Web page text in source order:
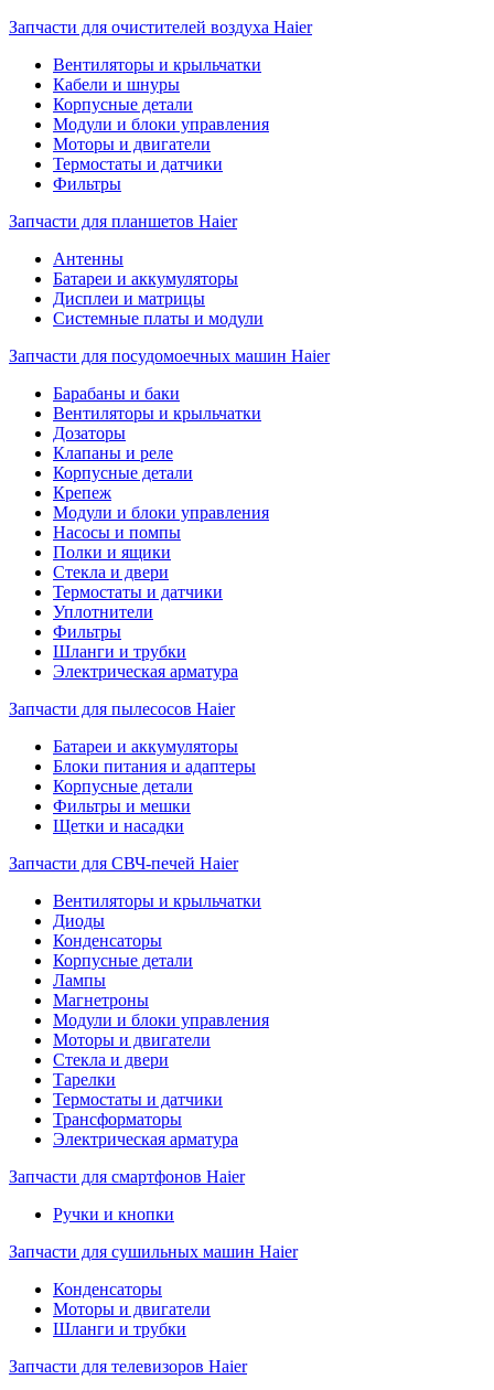
Запчасти для очистителей воздуха Haier
Вентиляторы и крыльчатки
Кабели и шнуры
Корпусные детали
Модули и блоки управления
Моторы и двигатели
Термостаты и датчики
Фильтры
Запчасти для планшетов Haier
Антенны
Батареи и аккумуляторы
Дисплеи и матрицы
Системные платы и модули
Запчасти для посудомоечных машин Haier
Барабаны и баки
Вентиляторы и крыльчатки
Дозаторы
Клапаны и реле
Корпусные детали
Крепеж
Модули и блоки управления
Насосы и помпы
Полки и ящики
Стекла и двери
Термостаты и датчики
Уплотнители
Фильтры
Шланги и трубки
Электрическая арматура
Запчасти для пылесосов Haier
Батареи и аккумуляторы
Блоки питания и адаптеры
Корпусные детали
Фильтры и мешки
Щетки и насадки
Запчасти для СВЧ-печей Haier
Вентиляторы и крыльчатки
Диоды
Конденсаторы
Корпусные детали
Лампы
Магнетроны
Модули и блоки управления
Моторы и двигатели
Стекла и двери
Тарелки
Термостаты и датчики
Трансформаторы
Электрическая арматура
Запчасти для смартфонов Haier
Ручки и кнопки
Запчасти для сушильных машин Haier
Конденсаторы
Моторы и двигатели
Шланги и трубки
Запчасти для телевизоров Haier